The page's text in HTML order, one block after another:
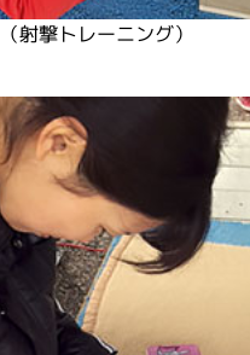
（射撃トレーニング）